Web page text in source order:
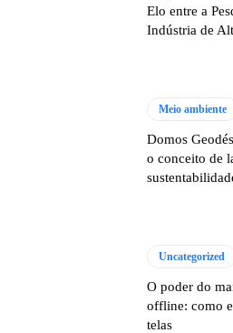
Elo entre a
Indústria de
Meio ambiente
Domos
o conceito de
Uncategorized
O poder do
offline: como
telas